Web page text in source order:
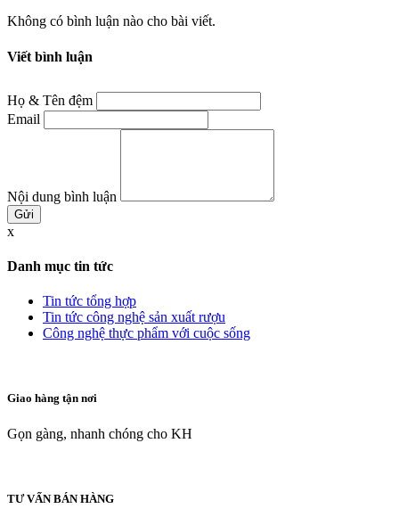
Không có bình luận nào cho bài viết.
Viết bình luận
Họ & Tên đệm
Email
Nội dung bình luận
x
Danh mục tin tức
Tin tức tổng hợp
Tin tức công nghệ sản xuất rượu
Công nghệ thực phẩm với cuộc sống
Giao hàng tận nơi
Gọn gàng, nhanh chóng cho KH
TƯ VẤN BÁN HÀNG